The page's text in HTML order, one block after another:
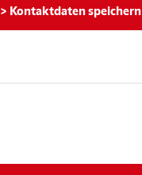
> Kontaktdaten speichern